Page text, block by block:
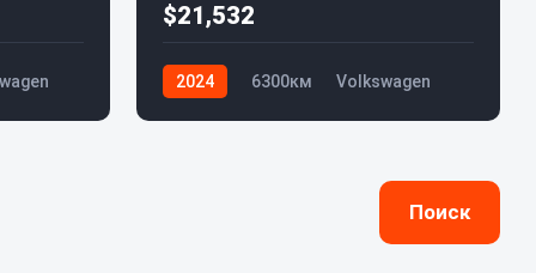
$21,532
2024 6300км Volkswagen
Поиск